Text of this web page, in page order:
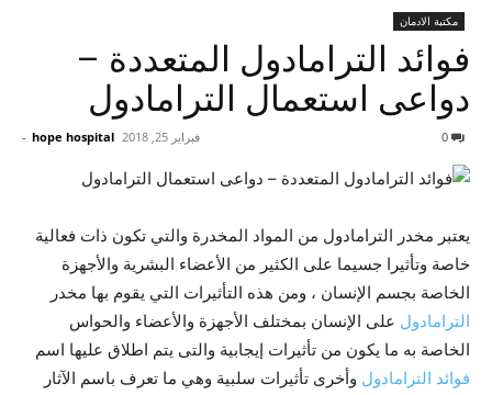
مكتبة الادمان
فوائد الترامادول المتعددة –
دواعى استعمال الترامادول
hope hospital
- فبراير 25, 2018
يعتبر مخدر الترامادول من المواد المخدرة والتي تكون ذات فعالية
خاصة وتأثيرا جسيما على الكثير من الأعضاء البشرية والأجهزة
الخاصة بجسم الإنسان ، ومن هذه التأثيرات التي يقوم بها مخدر
الترامادول على الإنسان بمختلف الأجهزة والأعضاء والحواس
الخاصة به ما يكون من تأثيرات إيجابية والتى يتم اطلاق عليها اسم
فوائد الترامادول وأخرى تأثيرات سلبية وهي ما تعرف باسم الآثار